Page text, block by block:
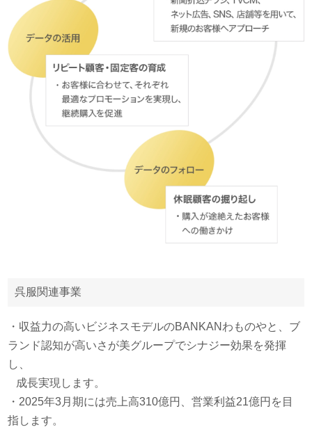
呉服関連事業
・収益力の高いビジネスモデルのBANKANわものやと、ブ
ランド認知が高いさが美グループでシナジー効果を発揮
し、
成長実現します。
・2025年3月期には売上高310億円、営業利益21億円を目
指します。